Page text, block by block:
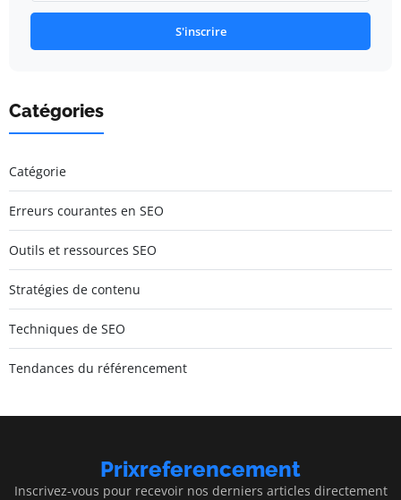
S'inscrire
Catégories
Catégorie
Erreurs courantes en SEO
Outils et ressources SEO
Stratégies de contenu
Techniques de SEO
Tendances du référencement
Prixreferencement
Inscrivez-vous pour recevoir nos derniers articles directement